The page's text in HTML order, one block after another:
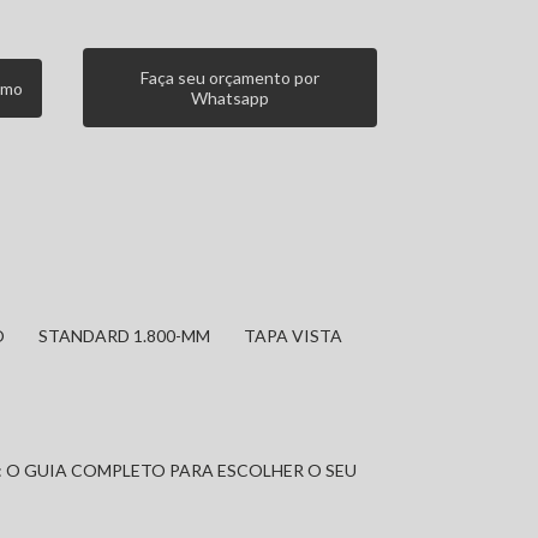
Faça seu orçamento por
Whatsapp
STANDARD 1.800-MM TAPA VISTA
GUIA COMPLETO PARA ESCOLHER O SEU